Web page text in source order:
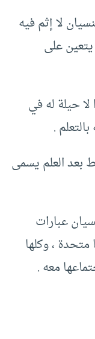
لا إثم فيه
على
حيلة له في
.
بعد العلم يسمى
عبارات
، وكلها
معه .